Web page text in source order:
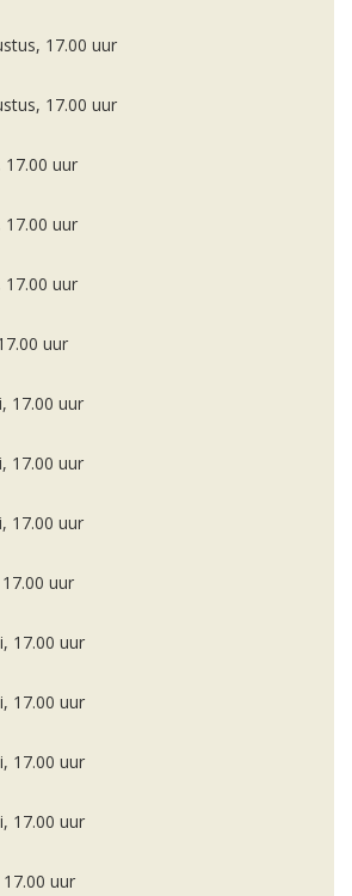
17.00 uur
17.00 uur
uur
uur
uur
uur
17.00 uur
17.00 uur
17.00 uur
uur
17.00 uur
17.00 uur
17.00 uur
17.00 uur
uur